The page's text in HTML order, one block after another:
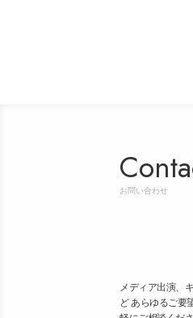
お問い合わせ
メディア出演、
ど あらゆるご要